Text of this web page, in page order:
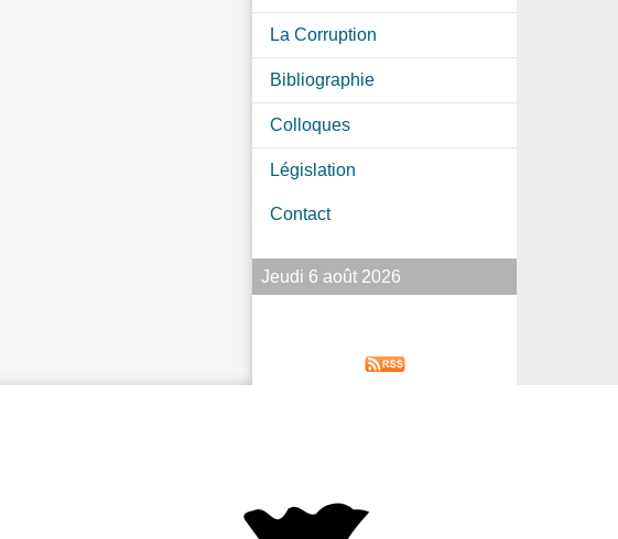
La Corruption
Bibliographie
Colloques
Législation
Contact
Jeudi 6 août 2026